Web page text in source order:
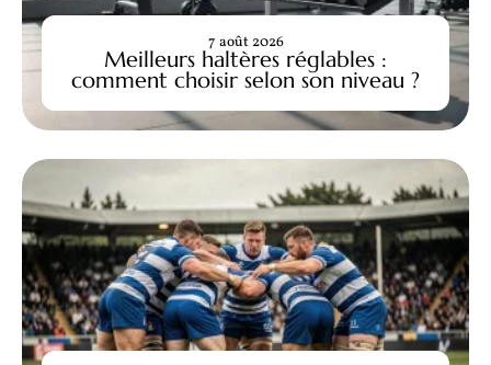
Meilleurs haltères réglables :
comment choisir selon son niveau ?
7 août 2026